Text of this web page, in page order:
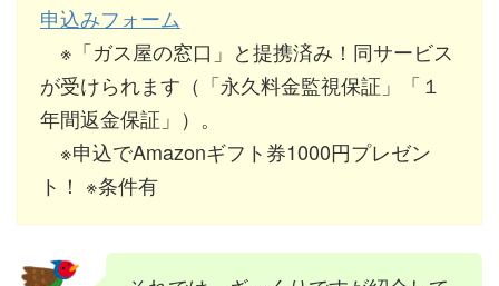
申込みフォーム
※「ガス屋の窓口」と提携済み！同サービス
が受けられます（「永久料金監視保証」「１
年間返金保証」）。
※申込でAmazonギフト券1000円プレゼン
ト！ ※条件有